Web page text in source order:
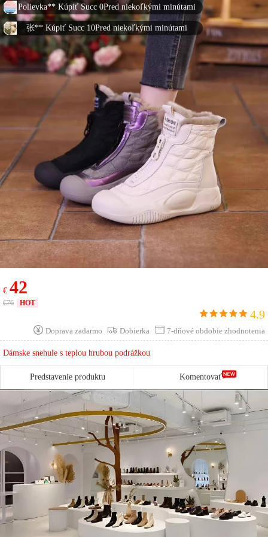
张** Kúpiť Succ 3Pred niekoľkými minútami
Chen** Kúpiť Succ 28Pred niekoľkými minútami
Xiao** Kúpiť Succ 30Pred niekoľkými minútami
Chen** Kúpiť Succ 14Pred niekoľkými minútami
Polievka** Kúpiť Succ 7Pred niekoľkými minútami
Xiao** Kúpiť Succ 27Pred niekoľkými minútami
李** Kúpiť Succ 27Pred niekoľkými minútami
les** Kúpiť Succ 10Pred niekoľkými minútami
Vysoká** Kúpiť Succ 30Pred niekoľkými minútami
Wu** Kúpiť Succ 25Pred niekoľkými minútami
Chen** Kúpiť Succ 8Pred niekoľkými minútami
Zhao** Kúpiť Succ 17Pred niekoľkými minútami
Chen** Kúpiť Succ 16Pred niekoľkými minútami
张** Kúpiť Succ 30Pred niekoľkými minútami
Wu** Kúpiť Succ 5Pred niekoľkými minútami
Liu** Kúpiť Succ 14Pred niekoľkými minútami
Liu** Kúpiť Succ 27 Pred niekoľkými minútami
les** Kúpiť Succ 19Pred niekoľkými minútami
Chen** Kúpiť Succ 23Pred niekoľkými minútami
Liu** Kúpiť Succ 29Pred niekoľkými minútami
Vysoká** Kúpiť Succ 19Pred niekoľkými minútami
Polievka** Kúpiť Succ 0Pred niekoľkými minútami
张** Kúpiť Succ 10Pred niekoľkými minútami
€ 42
€76 HOT
4.9
Doprava zadarmo Dobierka 7-dňové obdobie zhodnotenia
Dámske snehule s teplou hrubou podrážkou
Predstavenie produktu Komentovať